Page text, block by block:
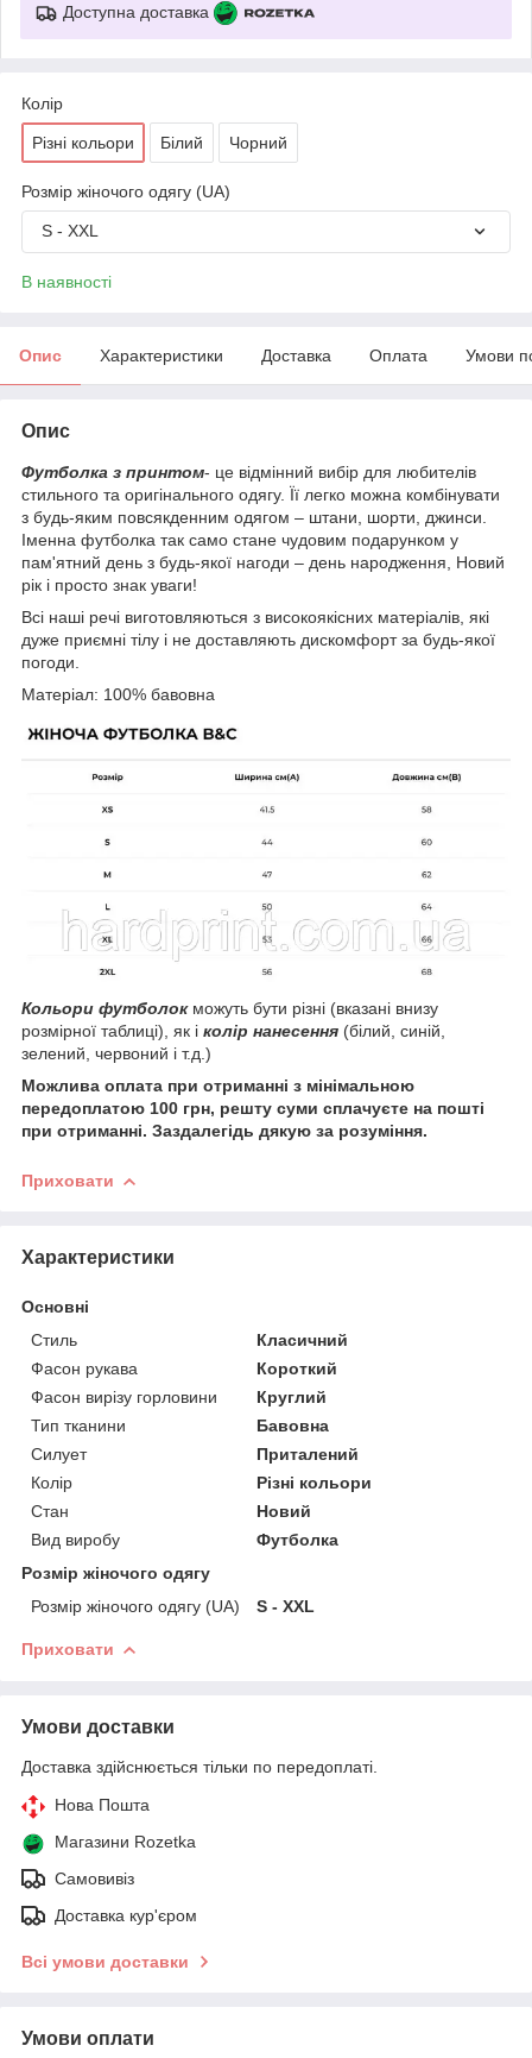
Доступна доставка
Колір
Різні кольори Білий Чорний
Розмір жіночого одягу (UA)
S - XXL
В наявності
Опис Характеристики Доставка Оплата Умови
Опис
Футболка з принтом- це відмінний вибір для любителів
стильного та оригінального одягу. Її легко можна комбінувати
з будь-яким повсякденним одягом – штани, шорти, джинси.
Іменна футболка так само стане чудовим подарунком у
пам'ятний день з будь-якої нагоди – день народження, Новий
рік і просто знак уваги!
Всі наші речі виготовляються з високоякісних матеріалів, які
дуже приємні тілу і не доставляють дискомфорт за будь-якої
погоди.
Матеріал: 100% бавовна
Кольори футболокможуть бути різні (вказані внизу
розмірної таблиці), як і колір нанесення (білий, синій,
зелений, червоний і т.д.)
Можлива оплата при отриманні з мінімальною
передоплатою 100 грн, решту суми сплачуєте на пошті
при отриманні. Заздалегідь дякую за розуміння.
Приховати
Характеристики
Основні
Стиль
Класичний
Фасон рукава
Короткий
Фасон вирізу горловини
Круглий
Тип тканини
Бавовна
Силует
Приталений
Колір
Різні кольори
Стан
Новий
Вид виробу
Футболка
Розмір жіночого одягу
Розмір жіночого одягу (UA)
S - XXL
Приховати
Умови доставки
Доставка здійснюється тільки по передоплаті.
Нова Пошта
Магазини Rozetka
Самовивіз
Доставка кур'єром
Всі умови доставки
Умови оплати